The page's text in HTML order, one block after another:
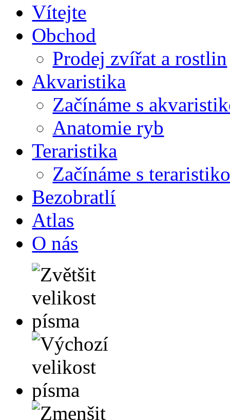
Vítejte
Obchod
Prodej zvířat a rostlin
Akvaristika
Začínáme s
Anatomie ryb
Teraristika
Začínáme s
Bezobratlí
Atlas
O nás